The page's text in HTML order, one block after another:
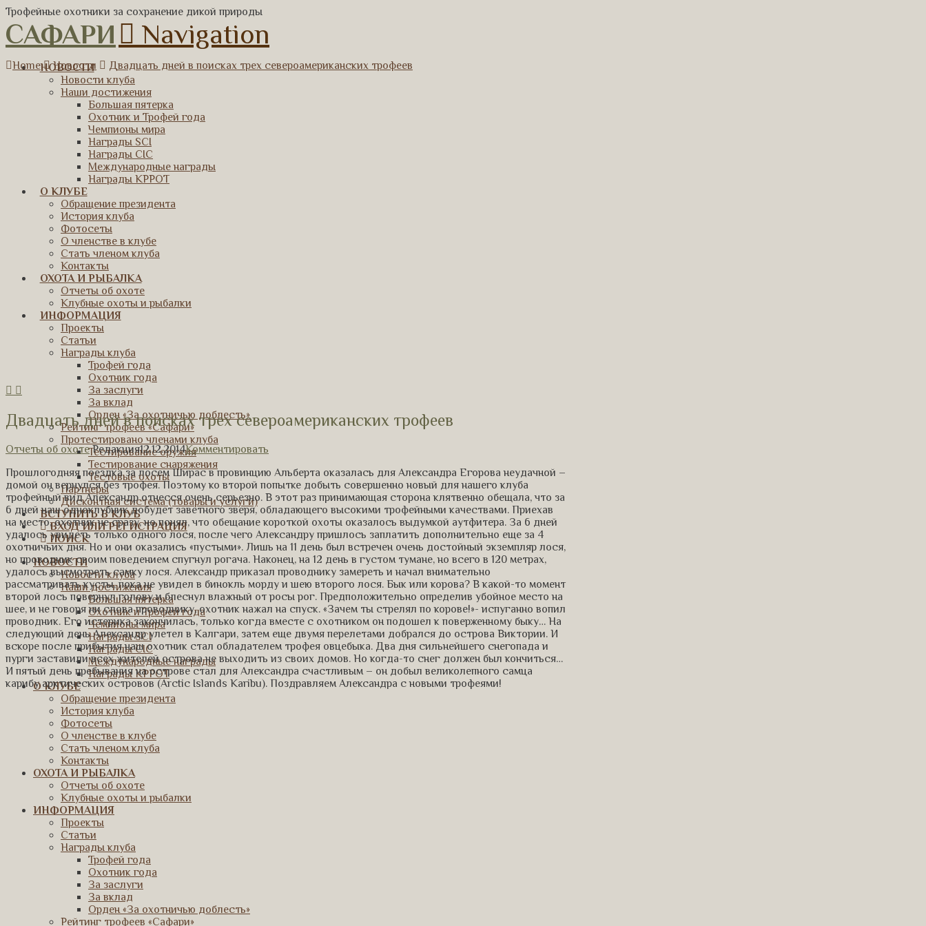
Трофейные охотники за сохранение дикой природы
САФАРИ Navigation
НОВОСТИ
Новости клуба
Наши достижения
Большая пятерка
Охотник и Трофей года
Чемпионы мира
Награды SCI
Награды CIC
Международные награды
Награды КРРОТ
О КЛУБЕ
Обращение президента
История клуба
Фотосеты
О членстве в клубе
Стать членом клуба
Контакты
ОХОТА И РЫБАЛКА
Отчеты об охоте
Клубные охоты и рыбалки
ИНФОРМАЦИЯ
Проекты
Статьи
Награды клуба
Трофей года
Охотник года
За заслуги
За вклад
Орден «За охотничью доблесть»
Рейтинг трофеев «Сафари»
Протестировано членами клуба
Тестирование оружия
Тестирование снаряжения
Тестовые охоты
Партнеры
Дисконтная система (товары и услуги)
ВСТУПИТЬ В КЛУБ
ВХОД ИЛИ РЕГИСТРАЦИЯ
ПОИСК
НОВОСТИ
Новости клуба
Наши достижения
Большая пятерка
Охотник и Трофей года
Чемпионы мира
Награды SCI
Награды CIC
Международные награды
Награды КРРОТ
О КЛУБЕ
Обращение президента
История клуба
Фотосеты
О членстве в клубе
Стать членом клуба
Контакты
ОХОТА И РЫБАЛКА
Отчеты об охоте
Клубные охоты и рыбалки
ИНФОРМАЦИЯ
Проекты
Статьи
Награды клуба
Трофей года
Охотник года
За заслуги
За вклад
Орден «За охотничью доблесть»
Рейтинг трофеев «Сафари»
Home Новости Двадцать дней в поисках трех североамериканских трофеев
Двадцать дней в поисках трех североамериканских трофеев
Отчеты об охотеРедакция12.12.2014Комментировать
Прошлогодняя поездка за лосем Ширас в провинцию Альберта оказалась для Александра Егорова неудачной –
домой он вернулся без трофея. Поэтому ко второй попытке добыть совершенно новый для нашего клуба
трофейный вид Александр отнесся очень серьезно. В этот раз принимающая сторона клятвенно обещала, что за
6 дней наш одноклубник добудет заветного зверя, обладающего высокими трофейными качествами. Приехав
на место, охотник не сразу, но понял, что обещание короткой охоты оказалось выдумкой аутфитера. За 6 дней
удалось увидеть только одного лося, после чего Александру пришлось заплатить дополнительно еще за 4
охотничьих дня. Но и они оказались «пустыми». Лишь на 11 день был встречен очень достойный экземпляр лося,
но проводник своим поведением спугнул рогача. Наконец, на 12 день в густом тумане, но всего в 120 метрах,
удалось высмотреть самку лося. Александр приказал проводнику замереть и начал внимательно
рассматривать кусты, пока не увидел в бинокль морду и шею второго лося. Бык или корова? В какой-то момент
второй лось повернул голову и блеснул влажный от росы рог. Предположительно определив убойное место на
шее, и не говоря ни слова проводнику, охотник нажал на спуск. «Зачем ты стрелял по корове!»- испуганно вопил
проводник. Его истерика закончилась, только когда вместе с охотником он подошел к поверженному быку… На
следующий день Александр улетел в Калгари, затем еще двумя перелетами добрался до острова Виктории. И
вскоре после прибытия наш охотник стал обладателем трофея овцебыка. Два дня сильнейшего снегопада и
пурги заставили всех жителей острова не выходить из своих домов. Но когда-то снег должен был кончиться…
И пятый день пребывания на острове стал для Александра счастливым – он добыл великолепного самца
карибу арктических островов (Arctic Islands Karibu). Поздравляем Александра с новыми трофеями!